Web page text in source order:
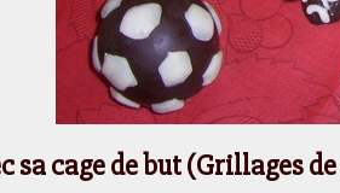
sa cage de but (Grillages